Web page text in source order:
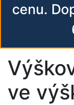
cenu.
ve